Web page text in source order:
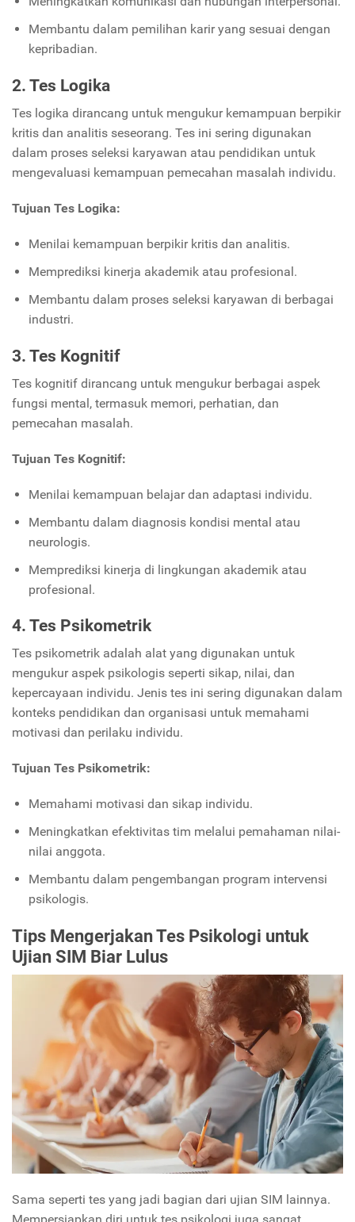
Membantu dalam pemilihan karir yang sesuai dengan
kepribadian.
2. Tes Logika
Tes logika dirancang untuk mengukur kemampuan berpikir
kritis dan analitis seseorang. Tes ini sering digunakan
dalam proses seleksi karyawan atau pendidikan untuk
mengevaluasi kemampuan pemecahan masalah individu.
Tujuan Tes Logika:
Menilai kemampuan berpikir kritis dan analitis.
Memprediksi kinerja akademik atau profesional.
Membantu dalam proses seleksi karyawan di berbagai
industri.
3. Tes Kognitif
Tes kognitif dirancang untuk mengukur berbagai aspek
fungsi mental, termasuk memori, perhatian, dan
pemecahan masalah.
Tujuan Tes Kognitif:
Menilai kemampuan belajar dan adaptasi individu.
Membantu dalam diagnosis kondisi mental atau
neurologis.
Memprediksi kinerja di lingkungan akademik atau
profesional.
4. Tes Psikometrik
Tes psikometrik adalah alat yang digunakan untuk
mengukur aspek psikologis seperti sikap, nilai, dan
kepercayaan individu. Jenis tes ini sering digunakan dalam
konteks pendidikan dan organisasi untuk memahami
motivasi dan perilaku individu.
Tujuan Tes Psikometrik:
Memahami motivasi dan sikap individu.
Meningkatkan efektivitas tim melalui pemahaman nilai-
nilai anggota.
Membantu dalam pengembangan program intervensi
psikologis.
Tips Mengerjakan Tes Psikologi untuk
Ujian SIM Biar Lulus
Sama seperti tes yang jadi bagian dari ujian SIM lainnya.